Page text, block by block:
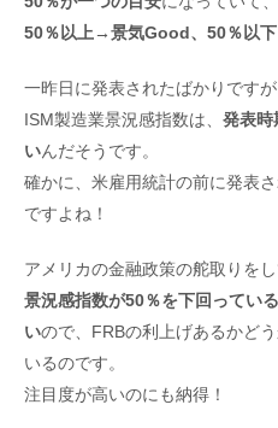
50％以上→景気Good、 50％以
一昨日に発表されたばかりです
ISM製造業景況感指数は、 発表時
いんだそうです。
確かに、米雇用統計の前に発表
ですよね！
アメリカの金融政策の舵取りを
景況感指数が50％を下回ってい
いので、FRBの利上げあるかど
いるのです。
注目度が高いのにも納得！